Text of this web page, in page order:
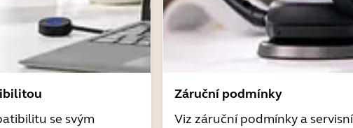
se svým
Záruční podmínky
Viz záruční podmínky a